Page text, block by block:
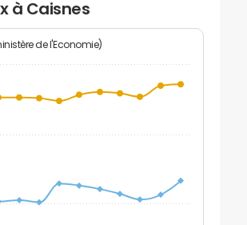
à Caisnes
de l'Economie)